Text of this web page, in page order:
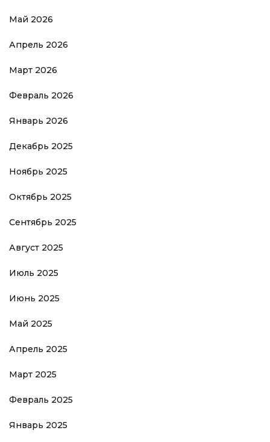
Май 2026
Апрель 2026
Март 2026
Февраль 2026
Январь 2026
Декабрь 2025
Ноябрь 2025
Октябрь 2025
Сентябрь 2025
Август 2025
Июль 2025
Июнь 2025
Май 2025
Апрель 2025
Март 2025
Февраль 2025
Январь 2025